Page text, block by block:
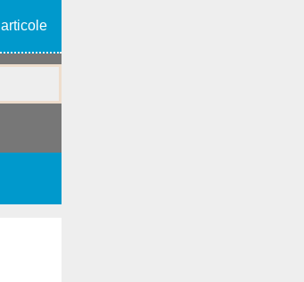
articole